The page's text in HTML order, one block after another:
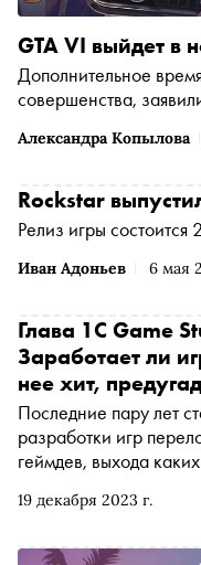
Александра Копылова
GTA VI выйдет в
Дополнительное
совершенства,
Иван Адоньев 6 мая
Rockstar
Релиз игры
19 декабря 2023 г.
Глава 1C Game
Заработает ли
нее хит,
Последние пару лет стали для российской индустрии
разработки игр
геймдев, выхода
«отечественного
Жильцов